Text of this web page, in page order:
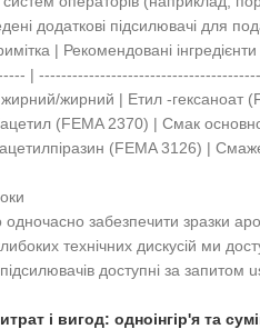
додаткові підсилювачі для
| Рекомендовані
|
жирний | Етил -гексаноат
(FEMA 2370) | Смак
(FEMA 3126) |
забезпечити зразки
технічних дискусій ми
доступні за запитом
і вигод: одноінгір'я та